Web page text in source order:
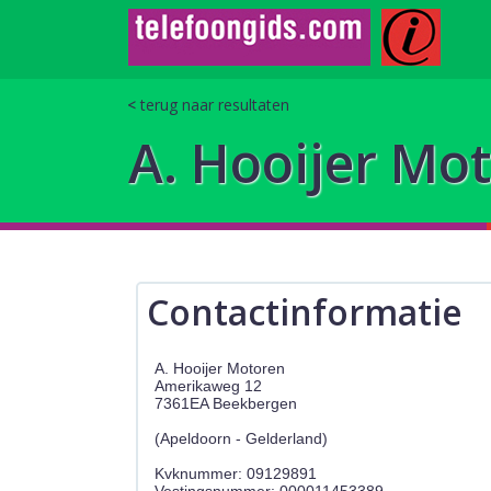
terug naar resultaten
A. Hooijer
Contactinformatie
A. Hooijer Motoren
Amerikaweg 12
7361EA Beekbergen
(Apeldoorn - Gelderland)
Kvknummer: 09129891